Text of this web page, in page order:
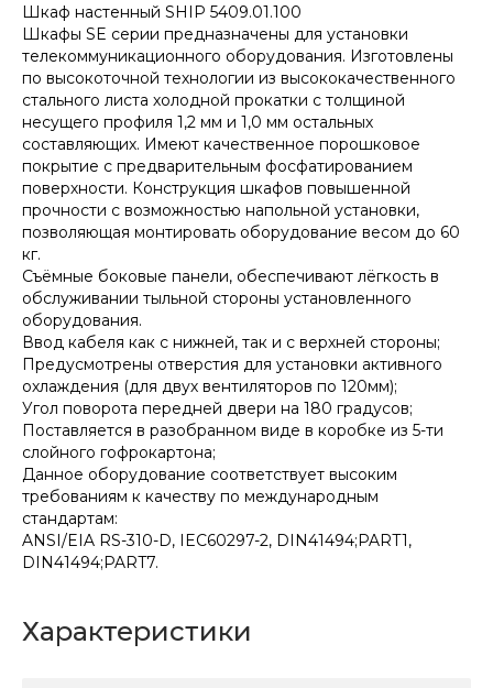
Шкаф настенный SHIP 5409.01.100
Шкафы SE серии предназначены для установки
телекоммуникационного оборудования. Изготовлены
по высокоточной технологии из высококачественного
стального листа холодной прокатки с толщиной
несущего профиля 1,2 мм и 1,0 мм остальных
составляющих. Имеют качественное порошковое
покрытие с предварительным фосфатированием
поверхности. Конструкция шкафов повышенной
прочности с возможностью напольной установки,
позволяющая монтировать оборудование весом до 60
кг.
Съёмные боковые панели, обеспечивают лёгкость в
обслуживании тыльной стороны установленного
оборудования.
Ввод кабеля как с нижней, так и с верхней стороны;
Предусмотрены отверстия для установки активного
охлаждения (для двух вентиляторов по 120мм);
Угол поворота передней двери на 180 градусов;
Поставляется в разобранном виде в коробке из 5-ти
слойного гофрокартона;
Данное оборудование соответствует высоким
требованиям к качеству по международным
стандартам:
ANSI/EIA RS-310-D, IEC60297-2, DIN41494;PART1,
DIN41494;PART7.
Характеристики